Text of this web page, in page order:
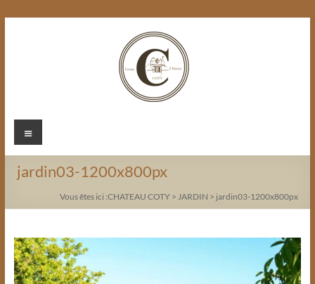
Chateau
Coty
Menu
jardin03-1200x800px
Vous êtes ici :CHATEAU COTY > JARDIN > jardin03-1200x800px